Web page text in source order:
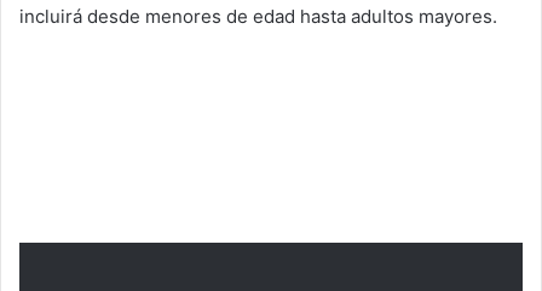
incluirá desde menores de edad hasta adultos mayores.